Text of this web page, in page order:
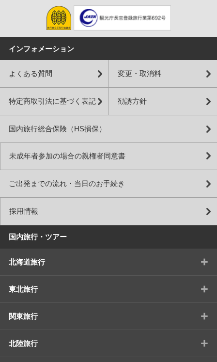
インフォメーション
よくある質問 変更・取消料
特定商取引法に基づく表記 勧誘方針
国内旅行総合保険（HS損保）
未成年者参加の場合の親権者同意書
ご出発までの流れ・当日のお手続き
採用情報
国内旅行・ツアー
北海道旅行 +
東北旅行 +
関東旅行 +
北陸旅行 +